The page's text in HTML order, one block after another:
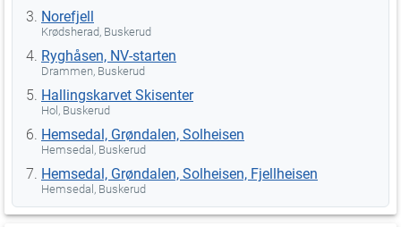
Norefjell
Krødsherad, Buskerud
Ryghåsen, NV-starten
Drammen, Buskerud
Hallingskarvet Skisenter
Hol, Buskerud
Hemsedal, Grøndalen, Solheisen
Hemsedal, Buskerud
Hemsedal, Grøndalen, Solheisen, Fjellheisen
Hemsedal, Buskerud